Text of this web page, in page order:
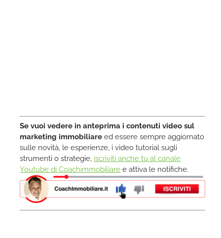
Se vuoi vedere in anteprima i contenuti video sul
marketing immobiliare ed essere sempre aggiornato
sulle novità, le esperienze, i video tutorial sugli
strumenti o strategie, iscriviti anche tu al canale
Youtube di Coachimmobiliare e attiva le notifiche.